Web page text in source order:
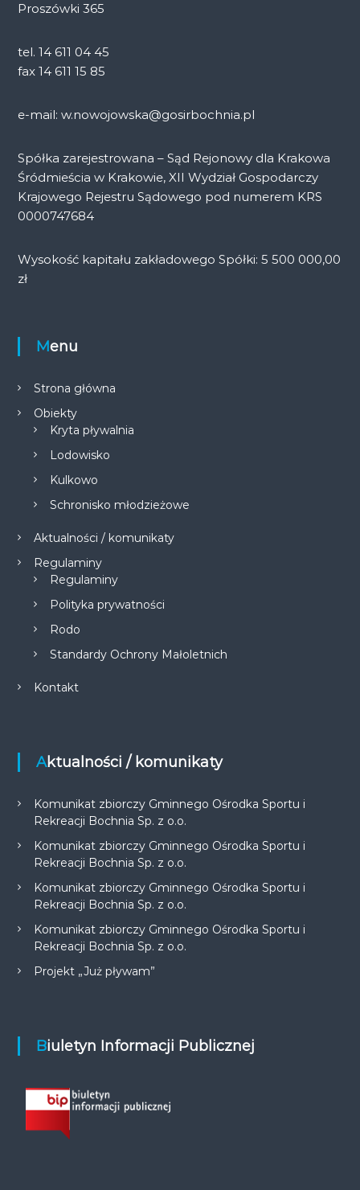
Proszówki 365
tel. 14 611 04 45
fax 14 611 15 85
e-mail: w.nowojowska@gosirbochnia.pl
Spółka zarejestrowana – Sąd Rejonowy dla Krakowa
Śródmieścia w Krakowie, XII Wydział Gospodarczy
Krajowego Rejestru Sądowego pod numerem KRS
0000747684
Wysokość kapitału zakładowego Spółki: 5 500 000,00
zł
Menu
Strona główna
Obiekty
Kryta pływalnia
Lodowisko
Kulkowo
Schronisko młodzieżowe
Aktualności / komunikaty
Regulaminy
Regulaminy
Polityka prywatności
Rodo
Standardy Ochrony Małoletnich
Kontakt
Aktualności / komunikaty
Komunikat zbiorczy Gminnego Ośrodka Sportu i
Rekreacji Bochnia Sp. z o.o.
Komunikat zbiorczy Gminnego Ośrodka Sportu i
Rekreacji Bochnia Sp. z o.o.
Komunikat zbiorczy Gminnego Ośrodka Sportu i
Rekreacji Bochnia Sp. z o.o.
Komunikat zbiorczy Gminnego Ośrodka Sportu i
Rekreacji Bochnia Sp. z o.o.
Projekt „Już pływam”
Biuletyn Informacji Publicznej